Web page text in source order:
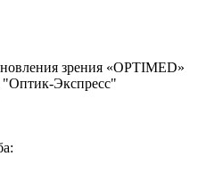
зрения «OPTIMED»
"Оптик-Экспресс"